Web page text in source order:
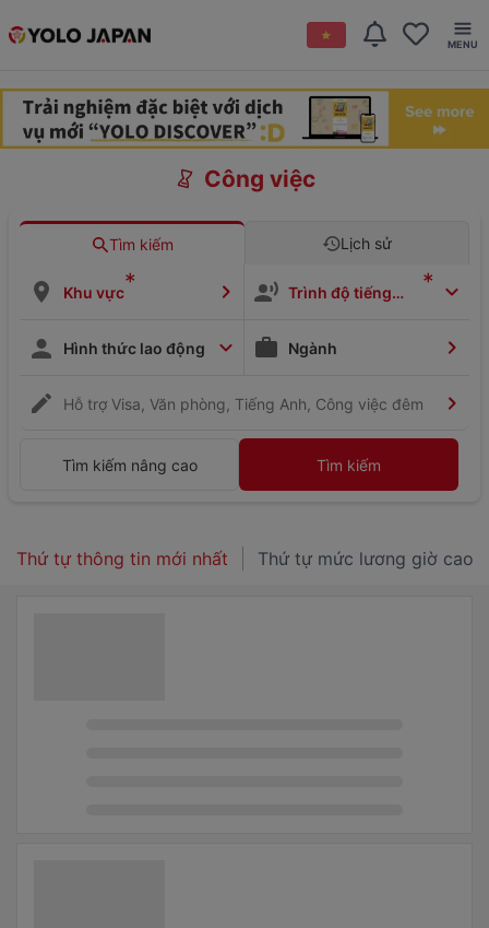
Công việc
Tìm kiếm Lịch sử
Khu vực*
Trình độ tiếng
*
Hình thức lao động Ngành
Hỗ trợ Visa, Văn phòng, Tiếng Anh, Công việc đêm
Tìm kiếm nâng cao Tìm kiếm
Thứ tự thông tin mới nhất Thứ tự mức lương giờ cao